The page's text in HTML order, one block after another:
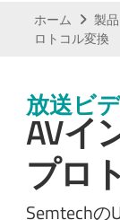
ホーム 製品
ロトコル変換
放送ビ
AVイ
プロ
Semtechの